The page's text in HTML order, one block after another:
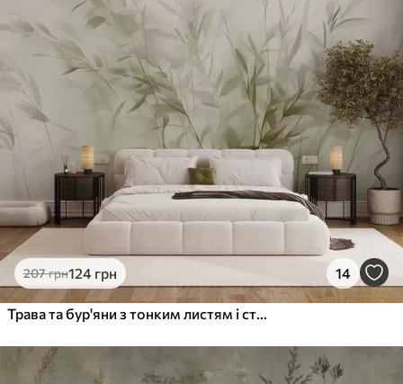
207грн124 грн 14